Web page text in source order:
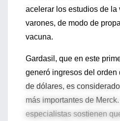
acelerar los estudios de la
varones, de modo de
vacuna.
Gardasil, que en este
generó ingresos del
de dólares, es
más importantes de
especialistas sostienen